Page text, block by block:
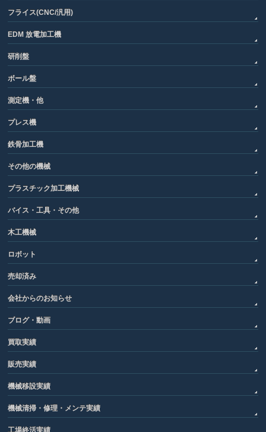
フライス(CNC/汎用)
EDM 放電加工機
研削盤
ボール盤
測定機・他
プレス機
鉄骨加工機
その他の機械
プラスチック加工機械
バイス・工具・その他
木工機械
ロボット
売却済み
会社からのお知らせ
ブログ・動画
買取実績
販売実績
機械移設実績
機械清掃・修理・メンテ実績